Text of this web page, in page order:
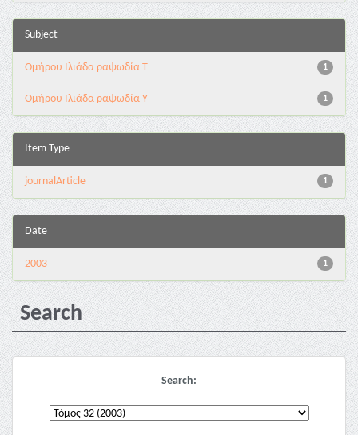
Subject
1
Ομήρου Ιλιάδα ραψωδία Τ
1
Ομήρου Ιλιάδα ραψωδία Υ
Item Type
1
journalArticle
Date
1
2003
Search
Search: